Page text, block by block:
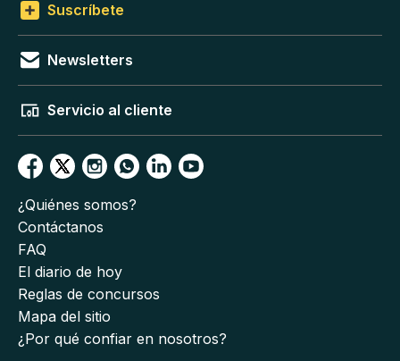
Suscríbete
Newsletters
Servicio al cliente
¿Quiénes somos?
Contáctanos
FAQ
El diario de hoy
Reglas de concursos
Mapa del sitio
¿Por qué confiar en nosotros?